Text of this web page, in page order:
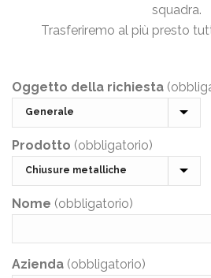
squadra.
Trasferiremo al più presto
Oggetto della richiesta
Prodotto (obbligatorio)
Nome (obbligatorio)
Azienda (obbligatorio)